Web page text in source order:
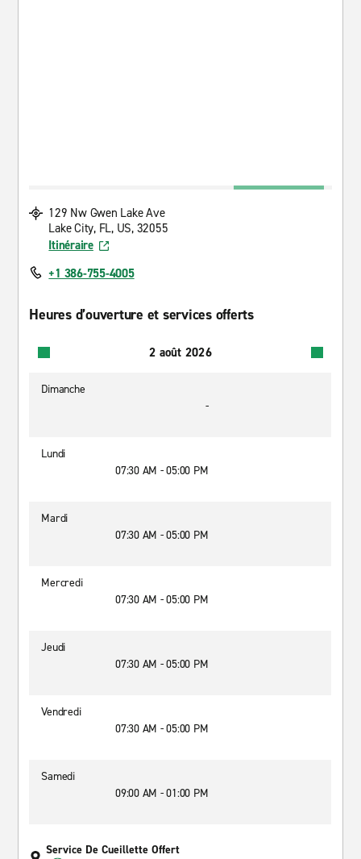
129 Nw Gwen Lake Ave
Lake City, FL, US, 32055
Itinéraire
+1 386-755-4005
Heures d’ouverture et services offerts
2 août 2026
Dimanche
-
Lundi
07:30 AM - 05:00 PM
Mardi
07:30 AM - 05:00 PM
Mercredi
07:30 AM - 05:00 PM
Jeudi
07:30 AM - 05:00 PM
Vendredi
07:30 AM - 05:00 PM
Samedi
09:00 AM - 01:00 PM
Service De Cueillette Offert